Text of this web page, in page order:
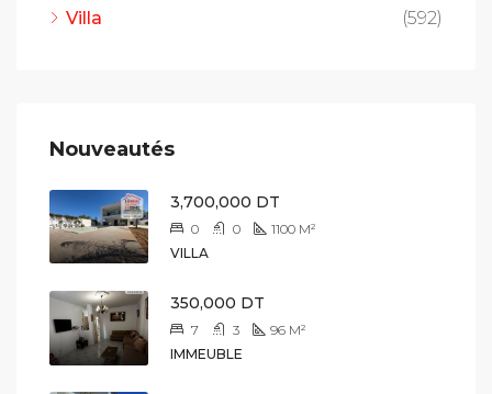
Villa
(592)
Nouveautés
3,700,000 DT
0 0 1100 M²
VILLA
350,000 DT
7 3 96 M²
IMMEUBLE